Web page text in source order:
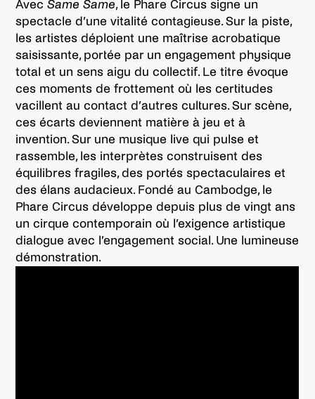
AvecSame Same, le Phare Circus signe un
spectacle d’une vitalité contagieuse. Sur la piste,
les artistes déploient une maîtrise acrobatique
saisissante, portée par un engagement physique
total et un sens aigu du collectif. Le titre évoque
ces moments de frottement où les certitudes
vacillent au contact d’autres cultures. Sur scène,
ces écarts deviennent matière à jeu et à
invention. Sur une musique live qui pulse et
rassemble, les interprètes construisent des
équilibres fragiles, des portés spectaculaires et
des élans audacieux. Fondé au Cambodge, le
Phare Circus développe depuis plus de vingt ans
un cirque contemporain où l’exigence artistique
dialogue avec l’engagement social. Une lumineuse
démonstration.